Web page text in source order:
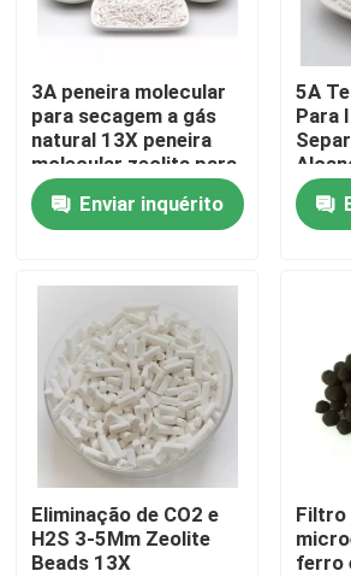
Vídeos
Sobre nós
Visita à fábrica
Contacte-nos
Solicite um orçamento
Sítio Molecular PSA
Zeolita de peneira molecular
3A peneira molecular
para secagem a gás
natural 13X peneira
molecular zeolita para
concentrador de
oxigênioEnviar inquérito
5A
Para
Mcm
Eliminação de CO2 e
H2S 3-5Mm Zeolite
Beads 13X
Filtro
ferro